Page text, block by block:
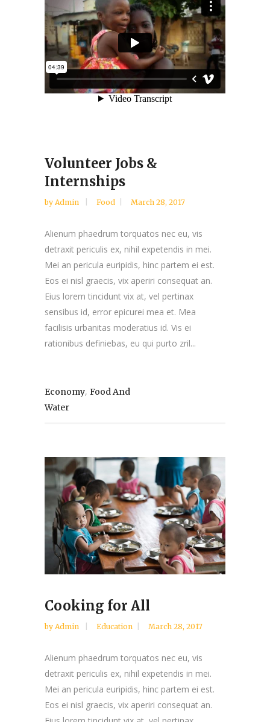
Volunteer Jobs &
Internships
by Admin Food March 28, 2017
Alienum phaedrum torquatos nec eu, vis
detraxit periculis ex, nihil expetendis in mei.
Mei an pericula euripidis, hinc partem ei est.
Eos ei nisl graecis, vix aperiri consequat an.
Eius lorem tincidunt vix at, vel pertinax
sensibus id, error epicurei mea et. Mea
facilisis urbanitas moderatius id. Vis ei
rationibus definiebas, eu qui purto zril...
Economy, Food And
Water
Cooking for All
by Admin Education March 28, 2017
Alienum phaedrum torquatos nec eu, vis
detraxit periculis ex, nihil expetendis in mei.
Mei an pericula euripidis, hinc partem ei est.
Eos ei nisl graecis, vix aperiri consequat an.